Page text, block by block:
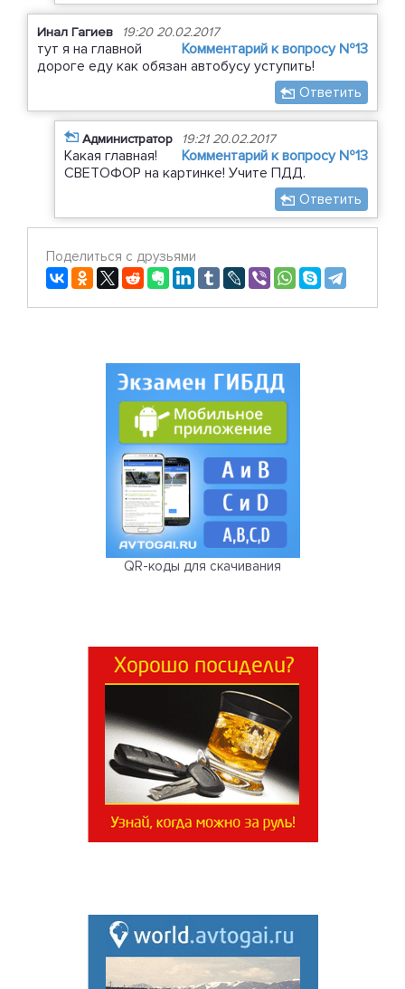
Инал Гагиев 19:20 20.02.2017
Комментарий к вопросу №13
тут я на главной
дороге еду как обязан автобусу уступить!
Ответить
Администратор 19:21 20.02.2017
Комментарий к вопросу №13
Какая главная!
СВЕТОФОР на картинке! Учите ПДД.
Ответить
Поделиться с друзьями
QR-коды для скачивания